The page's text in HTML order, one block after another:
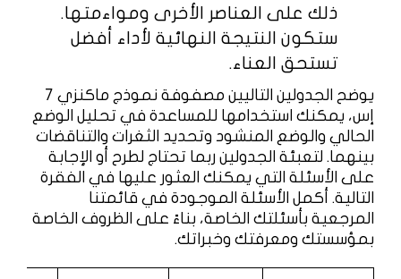
ذلك على العناصر الأخرى ومواءمتها.
ستكون النتيجة النهائية لأداء أفضل
تستحق العناء.
يوضح الجدولين التاليين مصفوفة نموذج ماكنزي 7
إس، يمكنك استخدامها للمساعدة في تحليل الوضع
الحالي والوضع المنشود وتحديد الثغرات والتناقضات
بينهما. لتعبئة الجدولين ربما تحتاج لطرح أو الإجابة
على الأسئلة التي يمكنك العثور عليها في الفقرة
التالية. أكمل الأسئلة الموجودة في قائمتنا
المرجعية بأسئلتك الخاصة، بناءً على الظروف الخاصة
بمؤسستك ومعرفتك وخبراتك.